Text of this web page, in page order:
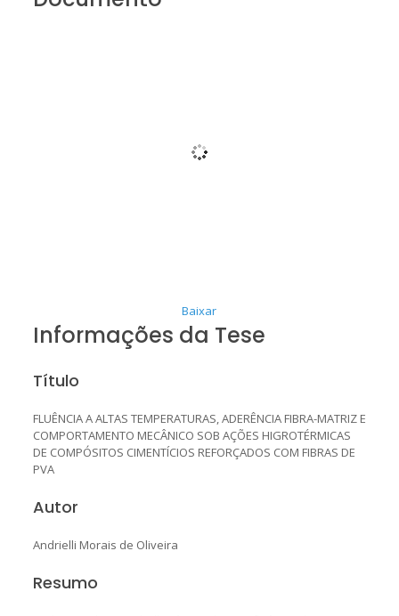
Baixar
Informações da Tese
Título
FLUÊNCIA A ALTAS TEMPERATURAS, ADERÊNCIA FIBRA-MATRIZ E
COMPORTAMENTO MECÂNICO SOB AÇÕES HIGROTÉRMICAS
DE COMPÓSITOS CIMENTÍCIOS REFORÇADOS COM FIBRAS DE
PVA
Autor
Andrielli Morais de Oliveira
Resumo